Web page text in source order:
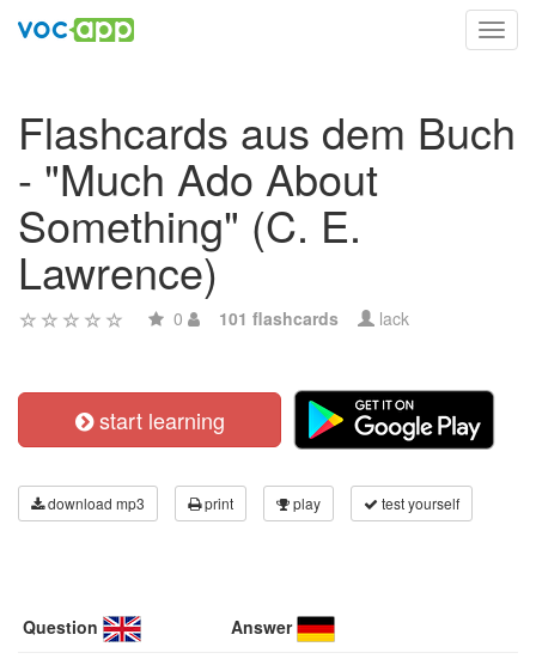
Flashcards aus dem Buch
- "Much Ado About
Something" (C. E.
Lawrence)
0 101 flashcards lack
start learning
download mp3 print play test yourself
Question Answer